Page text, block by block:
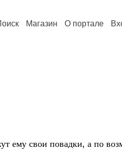
Магазин О портале
ему свои повадки, а по